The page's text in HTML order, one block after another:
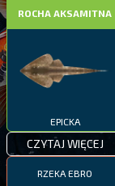
ROCHA AKSAMITNA
EPICKA
CZYTAJ WIĘCEJ
RZEKA EBRO